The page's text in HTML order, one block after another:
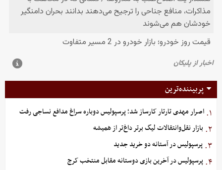
پربیننده‌ترین
۱. اصرار مهدی تارتار کارساز شد؛ پرسپولیس دوباره سراغ مدافع نساجی رفت
۲. بازار نقل‌وانتقالات لیگ برتر داغ‌تر از همیشه
۳. پرسپولیس در آستانه دو خرید جدید
۴. پرسپولیس در آخرین بازی دوستانه مقابل منتخب کرج